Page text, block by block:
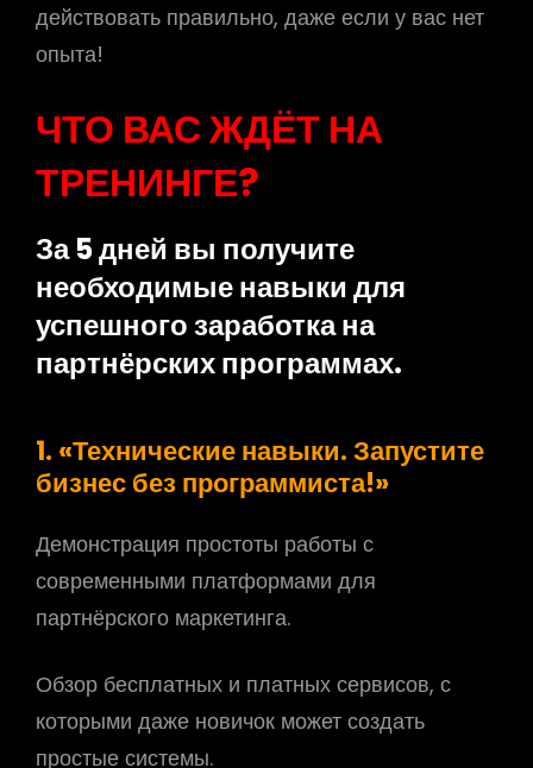
действовать правильно, даже если у вас нет
опыта!
ЧТО ВАС ЖДЁТ НА
ТРЕНИНГЕ?
За 5 дней вы получите
необходимые навыки для
успешного заработка на
партнёрских программах.
1. «Технические навыки. Запустите
бизнес без программиста!»
Демонстрация простоты работы с
современными платформами для
партнёрского маркетинга.
Обзор бесплатных и платных сервисов, с
которыми даже новичок может создать
простые системы.